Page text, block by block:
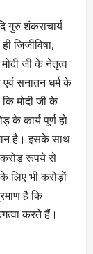
गुरु शंकराचार्य
जिजीविषा,
जी के नेतृत्व
एवं सनातन धर्म के
कि मोदी जी के
के कार्य पूर्ण हो
है। इसके साथ
करोड़ रूपये से
लिए भी करोड़ों
है कि
करते हैं।